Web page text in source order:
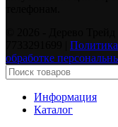
обработке
Информация
Каталог